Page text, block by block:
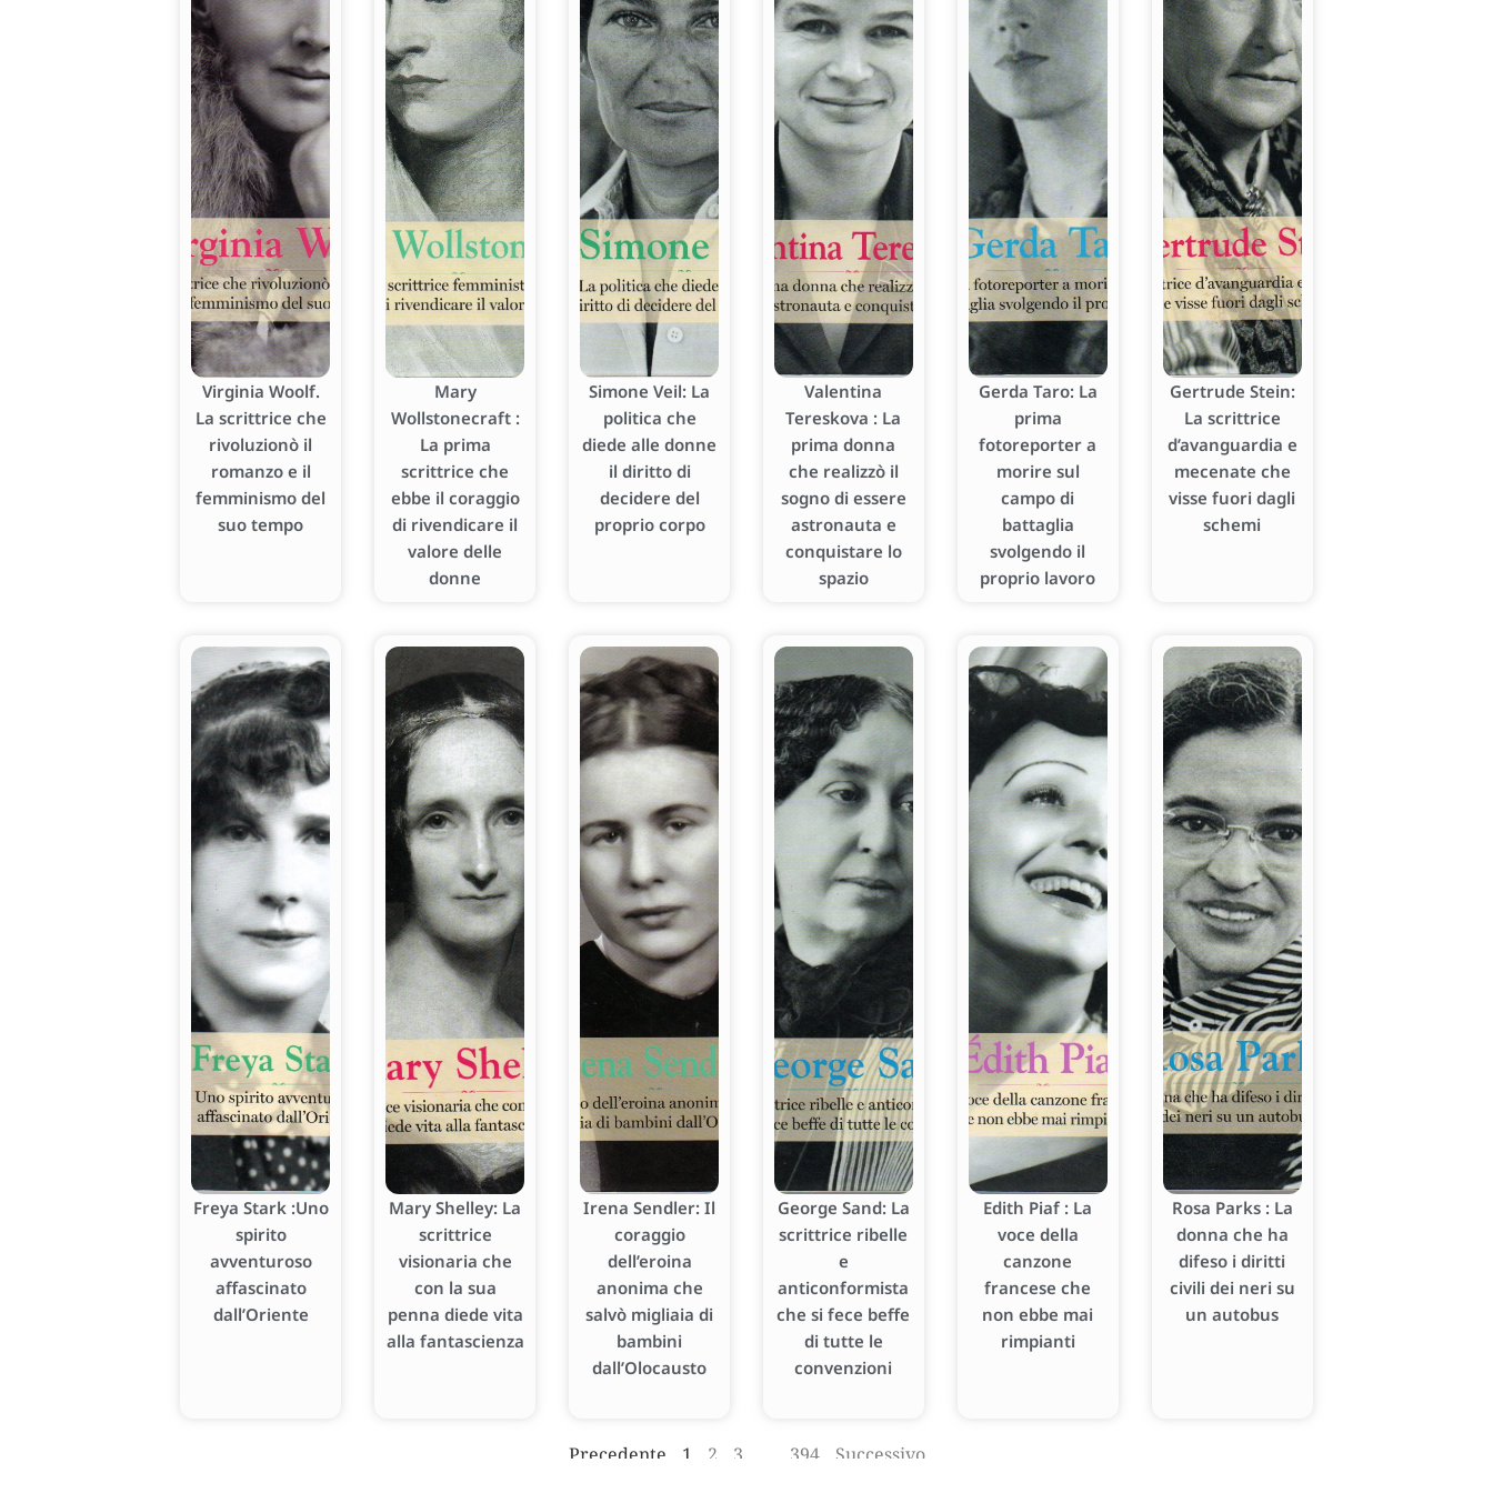
Virginia Woolf.
La scrittrice che
rivoluzionò il
romanzo e il
femminismo del
suo tempo
Mary
Wollstonecraft :
La prima
scrittrice che
ebbe il coraggio
di rivendicare il
valore delle
donne
Simone Veil: La
politica che
diede alle donne
il diritto di
decidere del
proprio corpo
Valentina
Tereskova : La
prima donna
che realizzò il
sogno di essere
astronauta e
conquistare lo
spazio
Gerda Taro: La
prima
fotoreporter a
morire sul
campo di
battaglia
svolgendo il
proprio lavoro
Gertrude Stein:
La scrittrice
d’avanguardia e
mecenate che
visse fuori dagli
schemi
Freya Stark :Uno
spirito
avventuroso
affascinato
dall’Oriente
Mary Shelley: La
scrittrice
visionaria che
con la sua
penna diede vita
alla fantascienza
Irena Sendler: Il
coraggio
dell’eroina
anonima che
salvò migliaia di
bambini
dall’Olocausto
George Sand: La
scrittrice ribelle
e
anticonformista
che si fece beffe
di tutte le
convenzioni
Edith Piaf : La
voce della
canzone
francese che
non ebbe mai
rimpianti
Rosa Parks : La
donna che ha
difeso i diritti
civili dei neri su
un autobus
Precedente 1 2 3 394 Successivo